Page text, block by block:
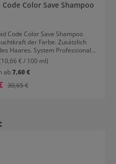
Color Save Shampoo
Code Color Save Shampoo
der Farbe. Zusätzlich
Professional
Länger schöne Farbe Das
das Verblassen der Farbe
bleibt daher länger wie frisch
oder verändern können.
€ / 100 ml)
ab7,60 €
Regulärer Preis:
30,65 €